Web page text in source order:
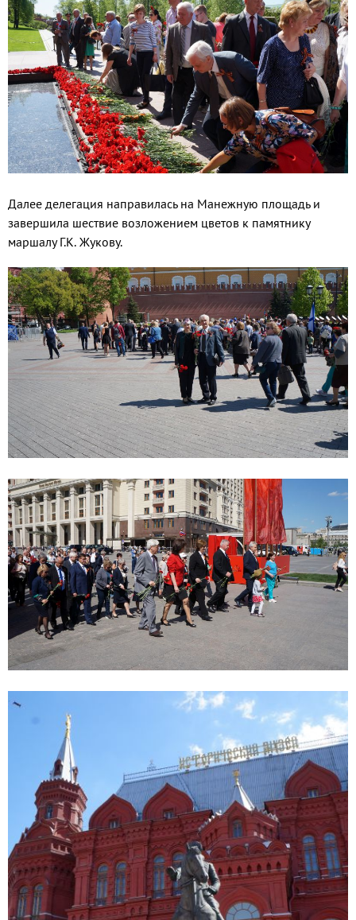
Далее делегация направилась на Манежную площадь и
завершила шествие возложением цветов к памятнику
маршалу Г.К. Жукову.